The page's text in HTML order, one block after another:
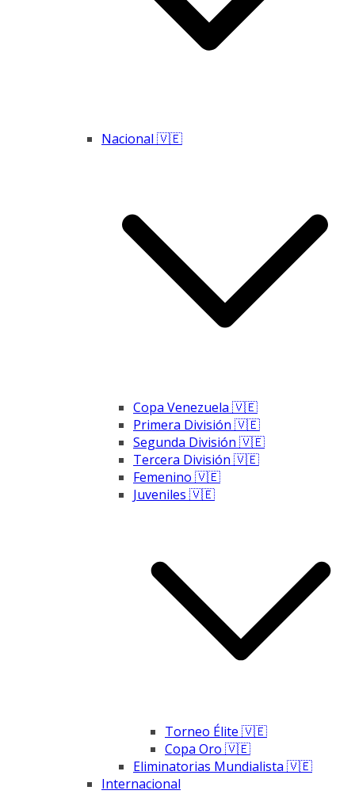
Nacional 🇻🇪
Copa Venezuela 🇻🇪
Primera División 🇻🇪
Segunda División 🇻🇪
Tercera División 🇻🇪
Femenino 🇻🇪
Juveniles 🇻🇪
Torneo Élite 🇻🇪
Copa Oro 🇻🇪
Eliminatorias Mundialista 🇻🇪
Internacional